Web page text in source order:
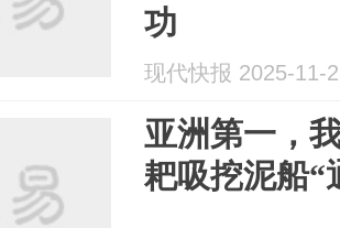
功
现代快报 2025-11-
亚洲第一，
耙吸挖泥船“